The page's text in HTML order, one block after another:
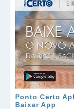
Ponto Certo
Baixar App